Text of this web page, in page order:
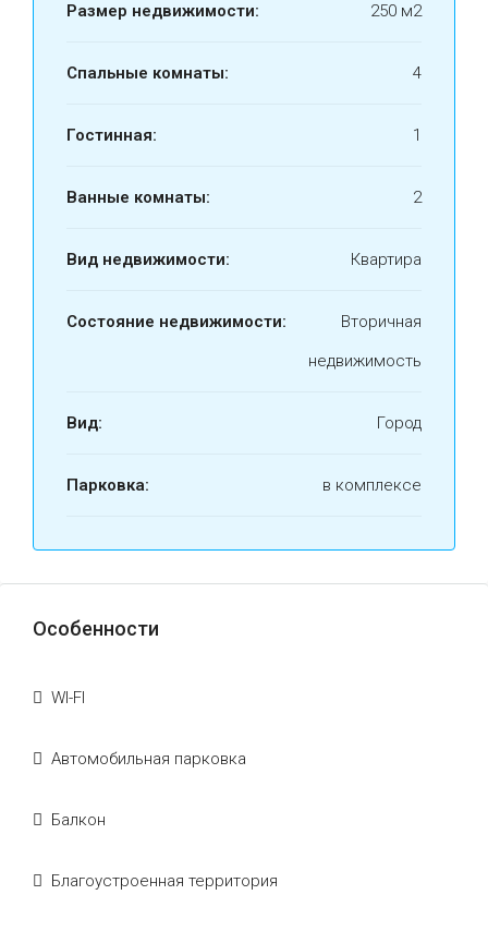
Размер недвижимости: 250 м2
Спальные комнаты: 4
Гостинная: 1
Ванные комнаты: 2
Вид недвижимости: Квартира
Состояние недвижимости:
Вторичная
недвижимость
Вид: Город
Парковка: в комплексе
Особенности
WI-FI
Автомобильная парковка
Балкон
Благоустроенная территория